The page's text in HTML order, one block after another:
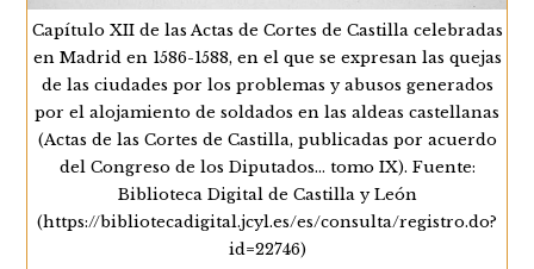
XVII)
Capítulo XII de las Actas de Cortes de Castilla celebradas
en Madrid en 1586-1588, en el que se expresan las quejas
de las ciudades por los problemas y abusos generados
por el alojamiento de soldados en las aldeas castellanas
(Actas de las Cortes de Castilla, publicadas por acuerdo
del Congreso de los Diputados… tomo IX). Fuente:
Biblioteca Digital de Castilla y León
(https://bibliotecadigital.jcyl.es/es/consulta/registro.do?
id=22746)